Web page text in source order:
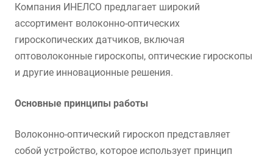
Компания ИНЕЛСО предлагает широкий
ассортимент волоконно-оптических
гироскопических датчиков, включая
оптоволоконные гироскопы, оптические гироскопы
и другие инновационные решения.
Основные принципы работы
Волоконно-оптический гироскоп представляет
собой устройство, которое использует принцип